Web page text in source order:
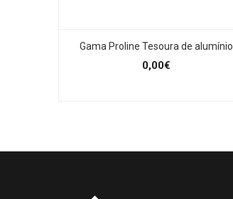
Gama Proline Tesoura de alumínio
0,00€